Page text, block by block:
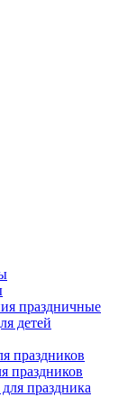
праздничные
детей
праздников
праздников
праздника